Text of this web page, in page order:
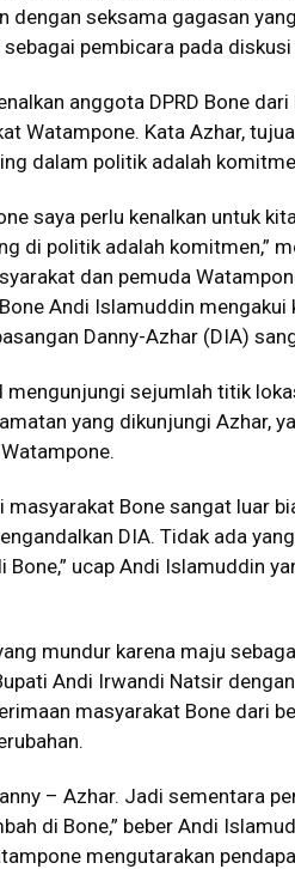
dengan seksama gagasan
pembicara pada
anggota DPRD Bone
Watampone. Kata Azhar,
dalam politik adalah
saya perlu kenalkan untuk
di politik adalah komitmen,”
dan pemuda
Andi Islamuddin
Danny-Azhar (DIA)
mengunjungi sejumlah titik
yang dikunjungi Azhar,
masyarakat Bone sangat luar
DIA. Tidak ada
Bone,” ucap Andi Islamuddin
mundur karena maju
Andi Irwandi Natsir
masyarakat Bone dari
– Azhar. Jadi sementara
di Bone,” beber Andi
mengutarakan